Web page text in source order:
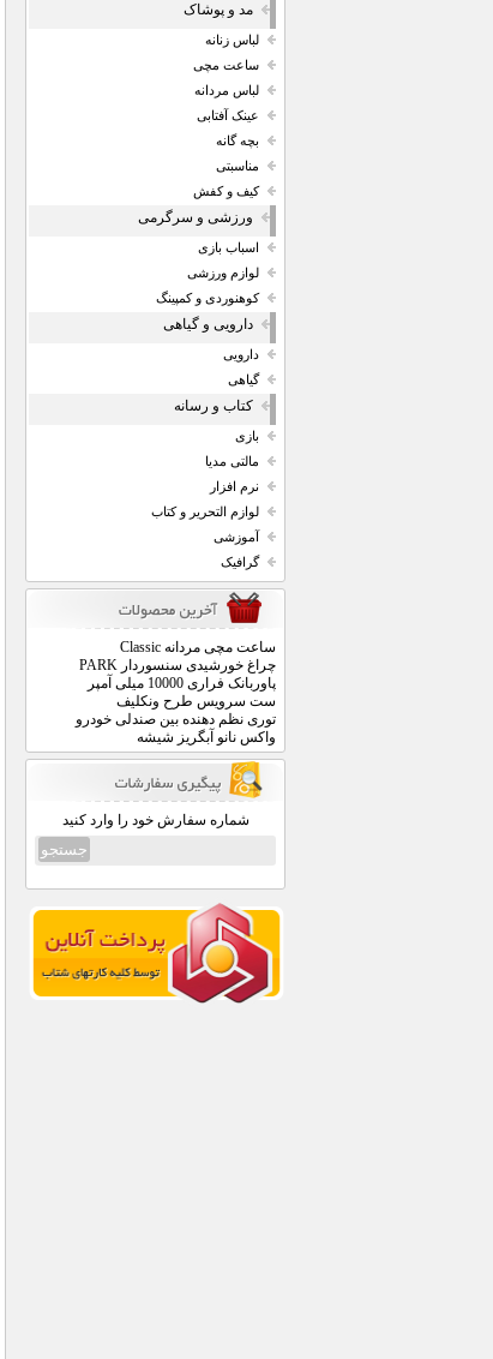
مد و پوشاک
لباس زنانه
ساعت مچی
لباس مردانه
عینک آفتابی
بچه گانه
مناسبتی
کیف و کفش
ورزشی و سرگرمی
اسباب بازی
لوازم ورزشی
کوهنوردی و کمپینگ
دارویی و گیاهی
دارویی
گیاهی
کتاب و رسانه
بازی
مالتی مدیا
نرم افزار
لوازم التحریر و کتاب
آموزشی
گرافیک
ساعت مچی مردانه Classic
چراغ خورشیدی سنسوردار PARK
پاوربانک فراری 10000 میلی آمپر
ست سرویس طرح ونکلیف
توری نظم دهنده بین صندلی خودرو
واکس نانو آبگریز شیشه
شماره سفارش خود را وارد کنید